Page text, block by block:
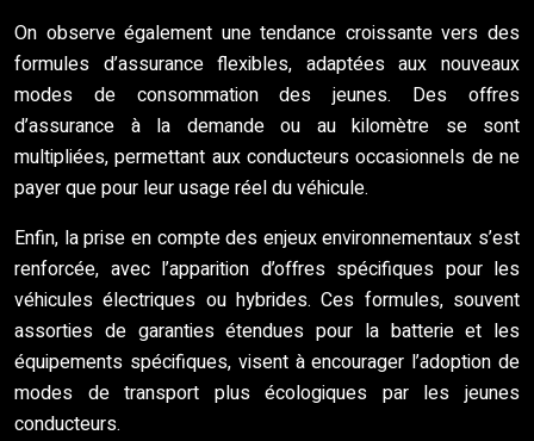
On observe également une tendance croissante vers des
formules d’assurance flexibles, adaptées aux nouveaux
modes de consommation des jeunes. Des offres
d’assurance à la demande ou au kilomètre se sont
multipliées, permettant aux conducteurs occasionnels de ne
payer que pour leur usage réel du véhicule.
Enfin, la prise en compte des enjeux environnementaux s’est
renforcée, avec l’apparition d’offres spécifiques pour les
véhicules électriques ou hybrides. Ces formules, souvent
assorties de garanties étendues pour la batterie et les
équipements spécifiques, visent à encourager l’adoption de
modes de transport plus écologiques par les jeunes
conducteurs.